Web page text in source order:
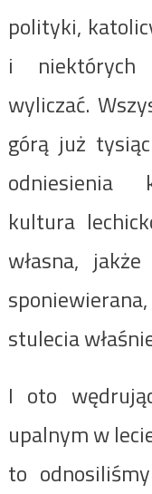
polityki,
i niektórych
wyliczać.
górą już
odniesienia
kultura
własna,
stulecia
I oto
upalnym w
to